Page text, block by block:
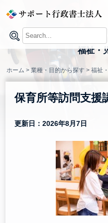
content
福祉・
ホーム >業種・目的から探す >福祉
保育所等訪問支援
更新日：2026年8月7日